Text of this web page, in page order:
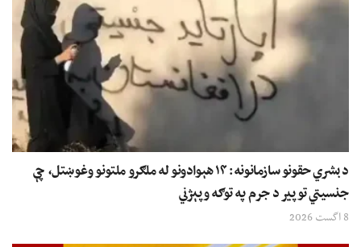
د بشري حقونو سازمانونه: ۱۴ هېوادونو له ملګرو ملتونو وغوښتل، چې
جنسیتي توپير د جرم په توګه وپېژني
8 اگست 2026